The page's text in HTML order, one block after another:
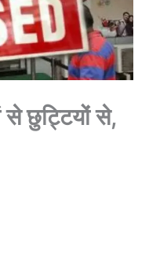
छुट्टियों से,